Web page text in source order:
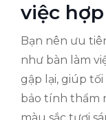
việc
Bạn nên ưu
như bàn làm
gập lại, giúp
bảo tính thẩm